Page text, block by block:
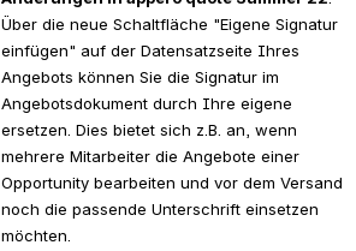
Über die neue Schaltfläche "Eigene Signatur
einfügen" auf der Datensatzseite Ihres
Angebots können Sie die Signatur im
Angebotsdokument durch Ihre eigene
ersetzen. Dies bietet sich z.B. an, wenn
mehrere Mitarbeiter die Angebote einer
Opportunity bearbeiten und vor dem Versand
noch die passende Unterschrift einsetzen
möchten.